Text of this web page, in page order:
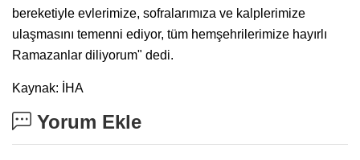
bereketiyle evlerimize, sofralarımıza ve kalplerimize
ulaşmasını temenni ediyor, tüm hemşehrilerimize hayırlı
Ramazanlar diliyorum" dedi.
Kaynak: İHA
Yorum Ekle